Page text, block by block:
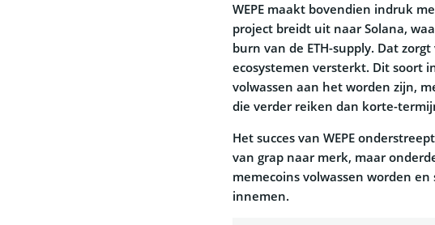
WEPE maakt bovendien indruk
project breidt uit naar Solana,
burn van de ETH-supply. Dat
ecosystemen versterkt. Dit soort
volwassen aan het worden zijn,
die verder reiken dan korte-
Het succes van WEPE
van grap naar merk, maar
memecoins volwassen worden
innemen.